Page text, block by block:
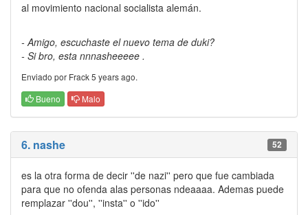
al movimiento nacional socialista alemán.
- Amigo, escuchaste el nuevo tema de duki?
- Si bro, esta nnnasheeeee .
Enviado por Frack 5 years ago.
Bueno
Malo
6. nashe 52
es la otra forma de decir ''de nazi'' pero que fue cambiada
para que no ofenda alas personas ndeaaaa. Ademas puede
remplazar ''dou'', ''insta'' o ''ido''